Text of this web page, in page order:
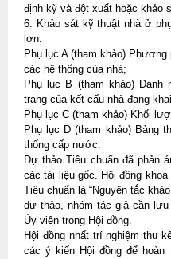
định kỳ và đột xuất hoặc khảo
6. Khảo sát kỹ thuật nhà ở
lơn.
Phụ lục A (tham khảo)
các hệ thống của nhà;
Phụ lục B (tham khảo)
trạng của kết cấu nhà đang
Phụ lục C (tham khảo) Khối
Phụ lục D (tham khảo) Bảng
thống cấp nước.
Dự thảo Tiêu chuẩn đã phản
các tài liệu gốc. Hội đồng
Tiêu chuẩn là “Nguyên tắc
dự thảo, nhóm tác giả cần
Ủy viên trong Hội đồng.
Hội đồng nhất trí nghiệm thu
các ý kiến Hội đồng để hoàn